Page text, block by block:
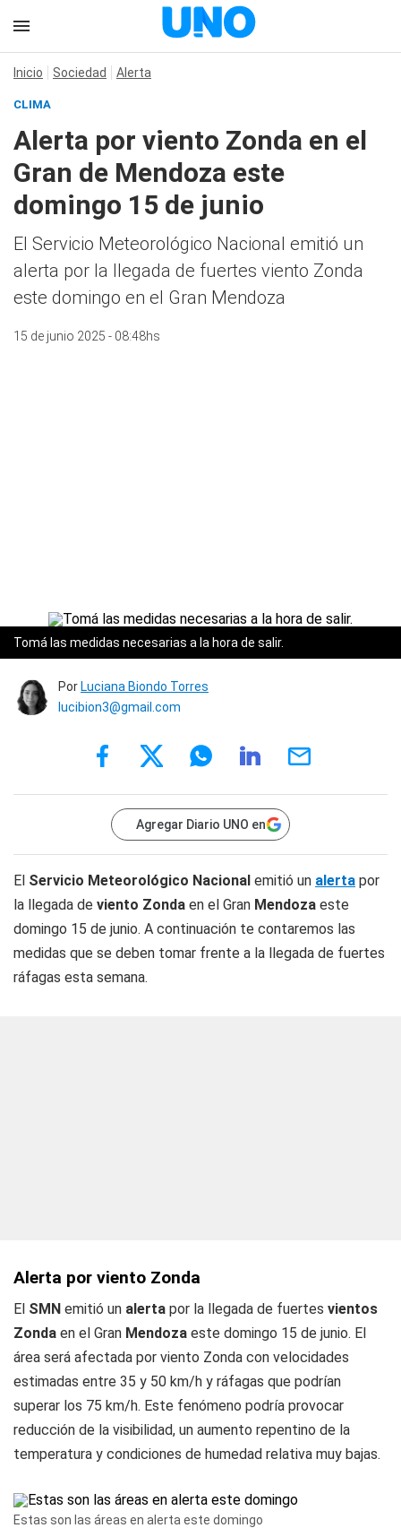
Inicio Sociedad Alerta
CLIMA
Alerta por viento Zonda en el
Gran de Mendoza este
domingo 15 de junio
El Servicio Meteorológico Nacional emitió un
alerta por la llegada de fuertes viento Zonda
este domingo en el Gran Mendoza
15 de junio 2025 - 08:48hs
Tomá las medidas necesarias a la hora de salir.
Por Luciana Biondo Torres
lucibion3@gmail.com
Agregar Diario UNO en
El Servicio Meteorológico Nacional emitió un alerta por
la llegada de viento Zonda en el Gran Mendoza este
domingo 15 de junio. A continuación te contaremos las
medidas que se deben tomar frente a la llegada de fuertes
ráfagas esta semana.
Alerta por viento Zonda
El SMN emitió un alerta por la llegada de fuertes vientos
Zonda en el Gran Mendoza este domingo 15 de junio. El
área será afectada por viento Zonda con velocidades
estimadas entre 35 y 50 km/h y ráfagas que podrían
superar los 75 km/h. Este fenómeno podría provocar
reducción de la visibilidad, un aumento repentino de la
temperatura y condiciones de humedad relativa muy bajas.
Estas son las áreas en alerta este domingo